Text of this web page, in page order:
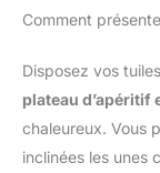
Comment
Disposez vos
plateau d’apéritif
chaleureux. Vous
inclinées les unes